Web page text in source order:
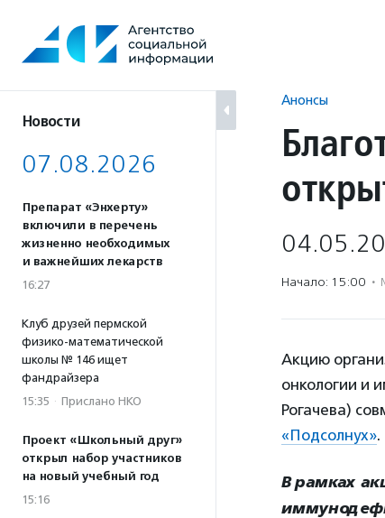
содержанию
Новости
07.08.2026
Препарат «Энхерту»
включили в перечень
жизненно необходимых
и важнейших лекарств
16:27
Клуб друзей пермской
физико-математической
школы № 146 ищет
фандрайзера
15:35 · Прислано НКО
Проект «Школьный друг»
открыл набор участников
на новый учебный год
15:16
Анонсы
Начало: 15:00 ·
Акцию
онкологии и
Рогачева)
«Подсолнух».
В рамках